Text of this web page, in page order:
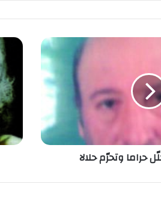
حراما وتحرّم حلالا